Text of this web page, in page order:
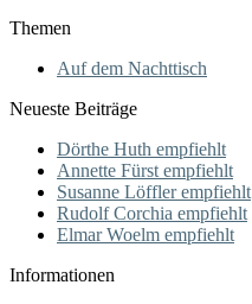
Themen
Auf dem Nachttisch
Neueste Beiträge
Dörthe Huth empfiehlt
Annette Fürst empfiehlt
Susanne Löffler empfiehlt
Rudolf Corchia empfiehlt
Elmar Woelm empfiehlt
Informationen